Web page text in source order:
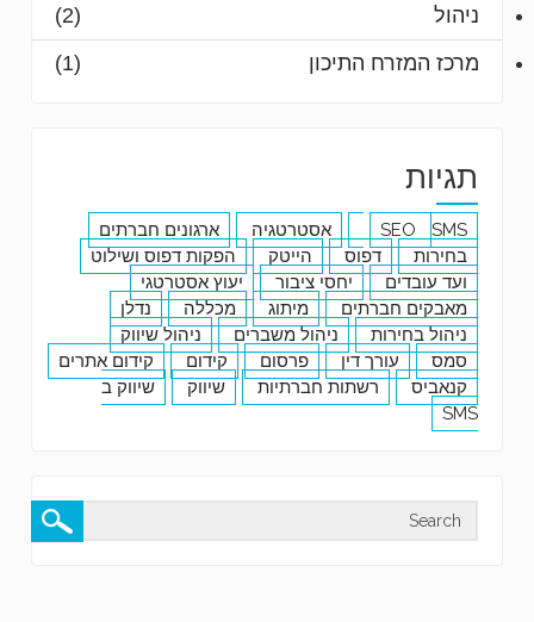
ניהול
(2)
מרכז המזרח התיכון
(1)
תגיות
SEO SMS אסטרטגיה
ארגונים חברתים
בחירות
דפוס הייטק
הפקות דפוס ושילוט
ועד עובדים
יחסי ציבור
יעוץ אסטרטגי
מאבקים חברתים
מיתוג מכללה
נדלן
ניהול בחירות
ניהול משברים
ניהול שיווק
סמס
עורך דין פרסום קידום
קידום אתרים
קנאביס
רשתות חברתיות שיווק
שיווק ב
SMS